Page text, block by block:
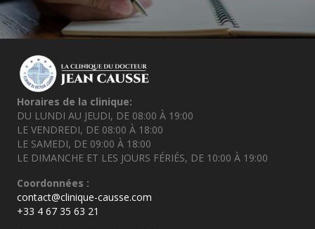
Horaires de la clinique:
DU LUNDI AU JEUDI, DE 08:00 À 19:00
LE VENDREDI, DE 08:00 À 18:00
LE SAMEDI, DE 09:00 À 18:00
LE DIMANCHE ET LES JOURS FÉRIÉS, DE 10:00 À 19:00
Coordonnées :
contact@clinique-causse.com
+33 4 67 35 63 21